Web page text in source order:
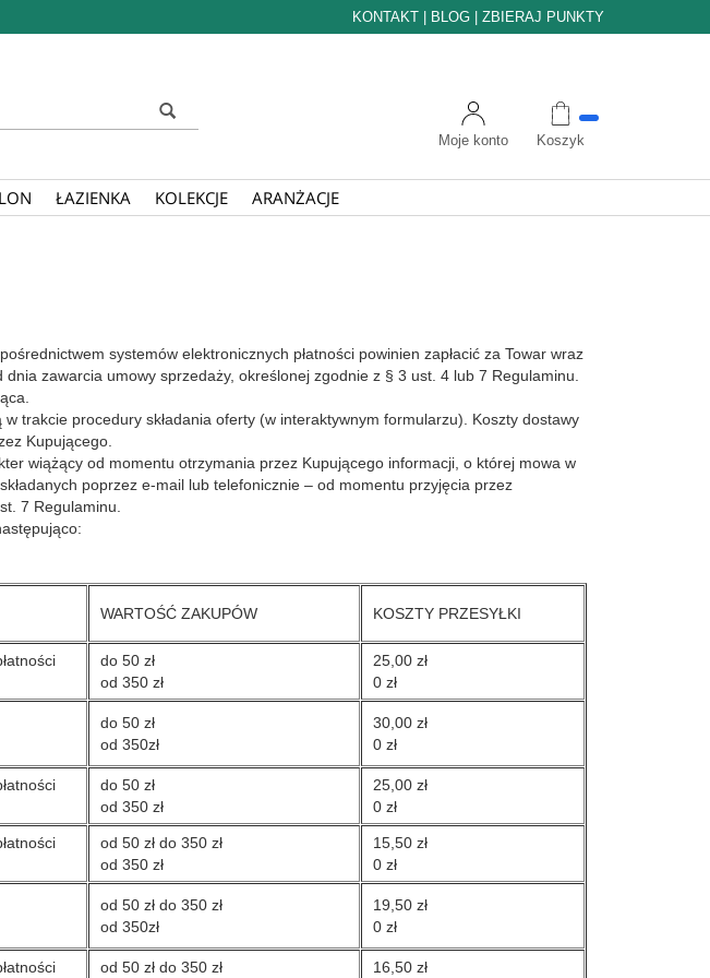
KONTAKT BLOG ZBIERAJ PUNKTY
Koszyk
Moje konto
ŁAZIENKA KOLEKCJE ARANŻACJE
systemów elektronicznych płatności powinien zapłacić za Towar wraz
zawarcia umowy sprzedaży, określonej zgodnie z § 3 ust. 4 lub 7 Regulaminu.
trakcie procedury składania oferty (w interaktywnym formularzu). Koszty dostawy
Kupującego.
wiążący od momentu otrzymania przez Kupującego informacji, o której mowa w
poprzez e-mail lub telefonicznie – od momentu przyjęcia przez
7 Regulaminu.
WARTOŚĆ ZAKUPÓW KOSZTY PRZESYŁKI
do 50 zł
od 350 zł
25,00 zł
0 zł
do 50 zł
od 350zł
30,00 zł
0 zł
do 50 zł
od 350 zł
25,00 zł
0 zł
od 50 zł do 350 zł
od 350 zł
15,50 zł
0 zł
od 50 zł do 350 zł
od 350zł
19,50 zł
0 zł
od 50 zł do 350 zł
16,50 zł